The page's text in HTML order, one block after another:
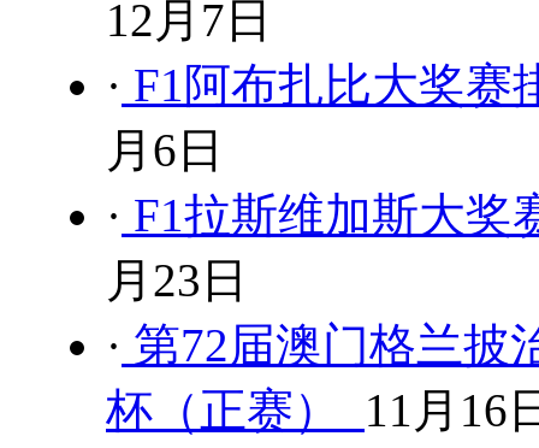
12月7日
· F1阿布扎比大奖
月6日
· F1拉斯维加斯大
月23日
· 第72届澳门格兰披
杯（正赛） 11月16